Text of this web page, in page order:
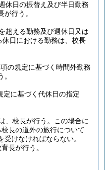
休日の振替え及び半日勤務
行う。
超える勤務及び週休日又は
日における勤務は、校長
の規定に基づく時間外勤務
定に基づく代休日の指定
、校長が行う。
この場合に
長の道外の旅行について
けなければならない。
長が行う。